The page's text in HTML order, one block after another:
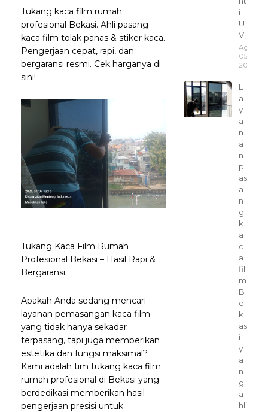
Tukang kaca film rumah
profesional Bekasi. Ahli pasang
kaca film tolak panas & stiker kaca.
Pengerjaan cepat, rapi, dan
bergaransi resmi. Cek harganya di
sini!
Tukang Kaca Film Rumah
Profesional Bekasi – Hasil Rapi &
Bergaransi
Apakah Anda sedang mencari
layanan pemasangan kaca film
yang tidak hanya sekadar
terpasang, tapi juga memberikan
estetika dan fungsi maksimal?
Kami adalah tim tukang kaca film
rumah profesional di Bekasi yang
berdedikasi memberikan hasil
pengerjaan presisi untuk
i
U
V
Agustus
05,
2025
L
a
y
a
n
a
n
p
as
a
n
g
k
a
c
a
fil
m
B
e
k
as
i
y
a
n
g
a
hli